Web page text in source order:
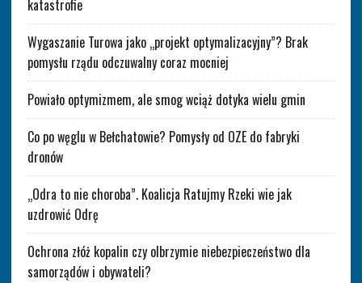
katastrofie
Wygaszanie Turowa jako „projekt optymalizacyjny”? Brak
pomysłu rządu odczuwalny coraz mocniej
Powiało optymizmem, ale smog wciąż dotyka wielu gmin
Co po węglu w Bełchatowie? Pomysły od OZE do fabryki
dronów
„Odra to nie choroba”. Koalicja Ratujmy Rzeki wie jak
uzdrowić Odrę
Ochrona złóż kopalin czy olbrzymie niebezpieczeństwo dla
samorządów i obywateli?